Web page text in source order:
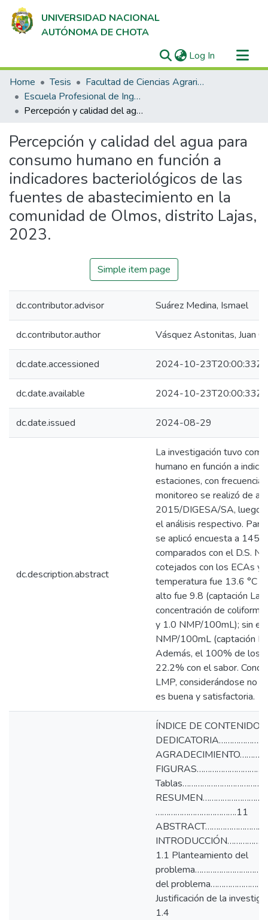
UNIVERSIDAD NACIONAL
AUTÓNOMA DE CHOTA
Log In (current)
Communities & Collections
All of DSpace
Statistics
Home Tesis
Facultad de Ciencias Agrarias
Escuela Profesional de Ingeniería Forestal y Ambiental
Percepción y calidad del agua para consumo humano en función a indicadores bacteriológicos de las fuentes de abastecimiento en la comunidad de Olmos, distrito Lajas, 2023.
Percepción y calidad del agua para
consumo humano en función a
indicadores bacteriológicos de las
fuentes de abastecimiento en la
comunidad de Olmos, distrito Lajas,
2023.
Simple item page
dc.contributor.advisor Suárez Medina, Ismael
dc.contributor.author Vásquez Astonitas, Juan
dc.date.accessioned 2024-10-23T20:00:33Z
dc.date.available 2024-10-23T20:00:33Z
dc.date.issued 2024-08-29
dc.description.abstract
La investigación tuvo
humano en función a
estaciones, con
monitoreo se realizó de
2015/DIGESA/SA, luego
el análisis respectivo.
se aplicó encuesta a 145
comparados con el D.S.
cotejados con los ECAs y
temperatura fue 13.6 °C
alto fue 9.8 (captación La
concentración de
y 1.0 NMP/100mL); sin
NMP/100mL (captación
Además, el 100% de los
22.2% con el sabor.
LMP, considerándose no
es buena y satisfactoria.
ÍNDICE DE CONTENIDOS
……………………………….11
1.1 Planteamiento del
del
Justificación de la
1.4